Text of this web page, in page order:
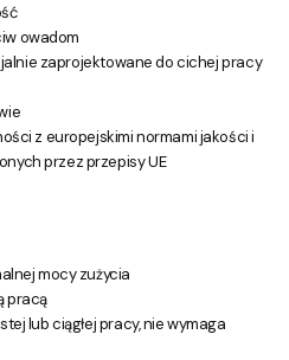
owadom
zaprojektowane docichej pracy
z europejskimi normami jakości i
przez przepisy UE
mocyzużycia
pracą
lub ciągłej pracy, nie wymaga